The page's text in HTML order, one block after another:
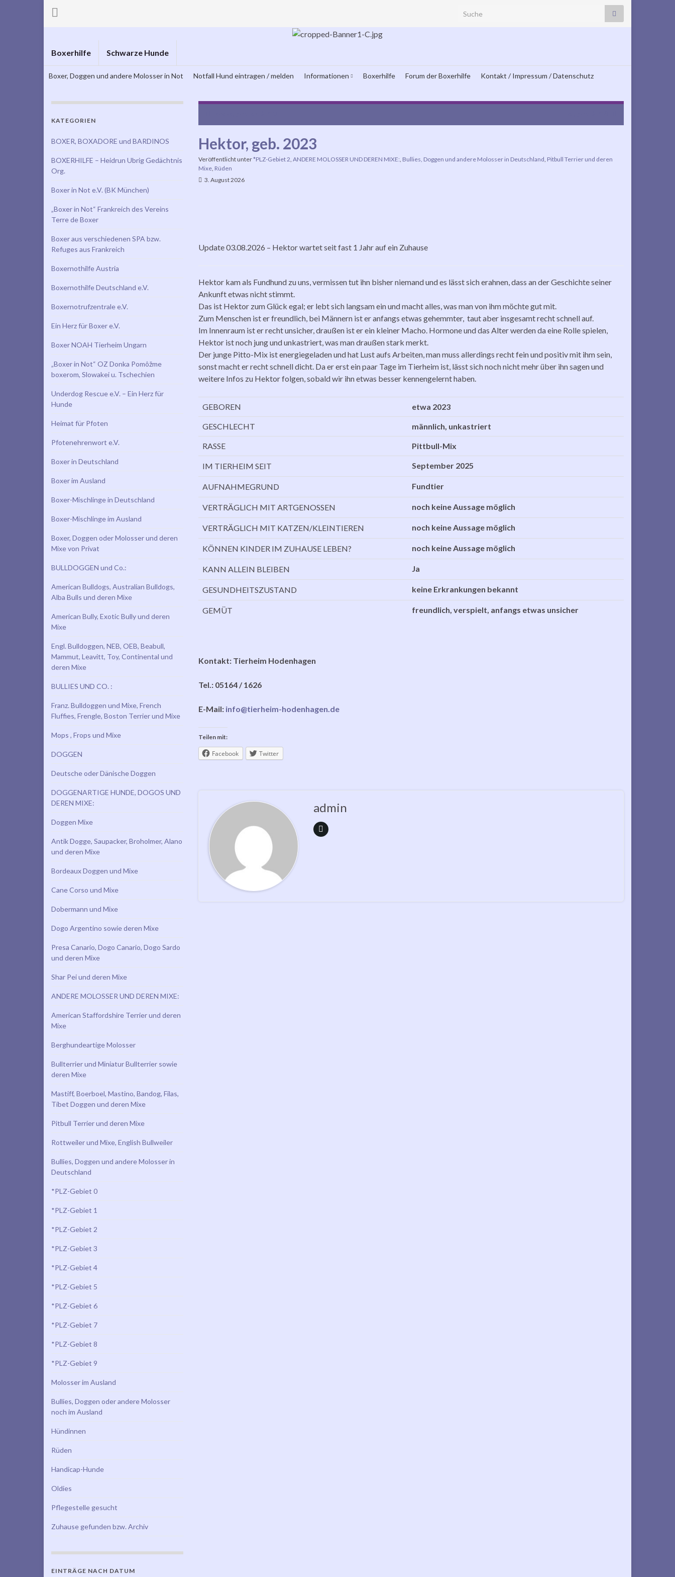
Search for:
Boxerhilfe Schwarze Hunde
Boxer, Doggen und andere Molosser in Not Notfall Hund eintragen / melden Informationen Boxerhilfe Forum der Boxerhilfe Kontakt / Impressum / Datenschutz
Hektor, geb. 2023
Veröffentlicht unter*PLZ-Gebiet 2 ANDERE MOLOSSER UND DEREN MIXE: Bullies, Doggen und andere Molosser in Deutschland Pitbull Terrier und deren
Mixe, Rüden
3. August 2026
Update 03.08.2026 – Hektor wartet seit fast 1 Jahr auf ein Zuhause
Hektor kam als Fundhund zu uns, vermissen tut ihn bisher niemand und es lässt sich erahnen, dass an der Geschichte seiner
Ankunft etwas nicht stimmt.
Das ist Hektor zum Glück egal; er lebt sich langsam ein und macht alles, was man von ihm möchte gut mit.
Zum Menschen ist er freundlich, bei Männern ist er anfangs etwas gehemmter, taut aber insgesamt recht schnell auf.
Im Innenraum ist er recht unsicher, draußen ist er ein kleiner Macho. Hormone und das Alter werden da eine Rolle spielen,
Hektor ist noch jung und unkastriert, was man draußen stark merkt.
Der junge Pitto-Mix ist energiegeladen und hat Lust aufs Arbeiten, man muss allerdings recht fein und positiv mit ihm sein,
sonst macht er recht schnell dicht. Da er erst ein paar Tage im Tierheim ist, lässt sich noch nicht mehr über ihn sagen und
weitere Infos zu Hektor folgen, sobald wir ihn etwas besser kennengelernt haben.
GEBOREN etwa 2023
GESCHLECHT männlich, unkastriert
RASSE Pittbull-Mix
IM TIERHEIM SEIT September 2025
AUFNAHMEGRUND Fundtier
VERTRÄGLICH MIT ARTGENOSSEN noch keine Aussage möglich
VERTRÄGLICH MIT KATZEN/KLEINTIEREN noch keine Aussage möglich
KÖNNEN KINDER IM ZUHAUSE LEBEN? noch keine Aussage möglich
KANN ALLEIN BLEIBEN Ja
GESUNDHEITSZUSTAND keine Erkrankungen bekannt
GEMÜT freundlich, verspielt, anfangs etwas unsicher
Kontakt: Tierheim Hodenhagen
Tel.: 05164 / 1626
E-Mail: info@tierheim-hodenhagen.de
Teilen mit:
Facebook Twitter
admin
KATEGORIEN
BOXER, BOXADORE und BARDINOS
BOXERHILFE – Heidrun Ubrig Gedächtnis
Org.
Boxer in Not e.V. (BK München)
„Boxer in Not“ Frankreich des Vereins
Terre de Boxer
Boxer aus verschiedenen SPA bzw.
Refuges aus Frankreich
Boxernothilfe Austria
Boxernothilfe Deutschland e.V.
Boxernotrufzentrale e.V.
Ein Herz für Boxer e.V.
Boxer NOAH Tierheim Ungarn
„Boxer in Not“ OZ Donka Pomôžme
boxerom, Slowakei u. Tschechien
Underdog Rescue e.V. – Ein Herz für
Hunde
Heimat für Pfoten
Pfotenehrenwort e.V.
Boxer in Deutschland
Boxer im Ausland
Boxer-Mischlinge in Deutschland
Boxer-Mischlinge im Ausland
Boxer, Doggen oder Molosser und deren
Mixe von Privat
BULLDOGGEN und Co.:
American Bulldogs, Australian Bulldogs,
Alba Bulls und deren Mixe
American Bully, Exotic Bully und deren
Mixe
Engl. Bulldoggen, NEB, OEB, Beabull,
Mammut, Leavitt, Toy, Continental und
deren Mixe
BULLIES UND CO. :
Franz. Bulldoggen und Mixe, French
Fluffies, Frengle, Boston Terrier und Mixe
Mops , Frops und Mixe
DOGGEN
Deutsche oder Dänische Doggen
DOGGENARTIGE HUNDE, DOGOS UND
DEREN MIXE:
Doggen Mixe
Antik Dogge, Saupacker, Broholmer, Alano
und deren Mixe
Bordeaux Doggen und Mixe
Cane Corso und Mixe
Dobermann und Mixe
Dogo Argentino sowie deren Mixe
Presa Canario, Dogo Canario, Dogo Sardo
und deren Mixe
Shar Pei und deren Mixe
ANDERE MOLOSSER UND DEREN MIXE:
American Staffordshire Terrier und deren
Mixe
Berghundeartige Molosser
Bullterrier und Miniatur Bullterrier sowie
deren Mixe
Mastiff, Boerboel, Mastino, Bandog, Filas,
Tibet Doggen und deren Mixe
Pitbull Terrier und deren Mixe
Rottweiler und Mixe, English Bullweiler
Bullies, Doggen und andere Molosser in
Deutschland
*PLZ-Gebiet 0
*PLZ-Gebiet 1
*PLZ-Gebiet 2
*PLZ-Gebiet 3
*PLZ-Gebiet 4
*PLZ-Gebiet 5
*PLZ-Gebiet 6
*PLZ-Gebiet 7
*PLZ-Gebiet 8
*PLZ-Gebiet 9
Molosser im Ausland
Bullies, Doggen oder andere Molosser
noch im Ausland
Hündinnen
Rüden
Handicap-Hunde
Oldies
Pflegestelle gesucht
Zuhause gefunden bzw. Archiv
EINTRÄGE NACH DATUM